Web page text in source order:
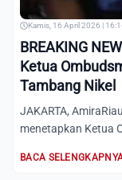
Kamis, 16 April 2026 |
BREAKING
Ketua
Tambang Nikel
JAKARTA,
menetapkan Ketua
BACA